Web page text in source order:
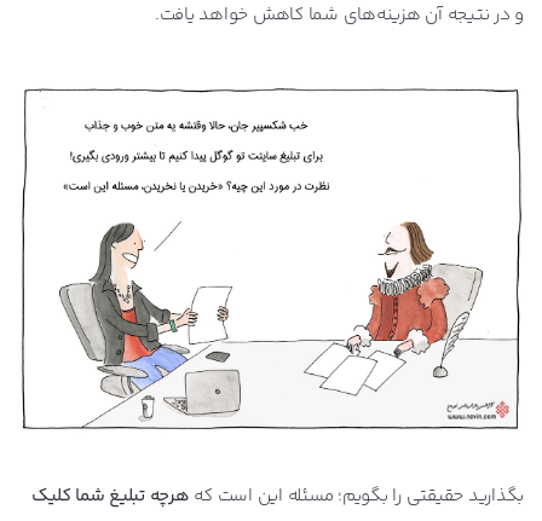
و در نتیجه آن هزینه‌های شما کاهش خواهد یافت.
بگذارید حقیقتی را بگویم؛ مسئله این است که هرچه تبلیغ شما کلیک